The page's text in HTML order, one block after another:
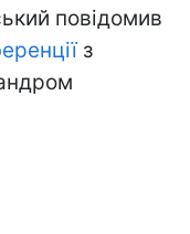
повідомив
з